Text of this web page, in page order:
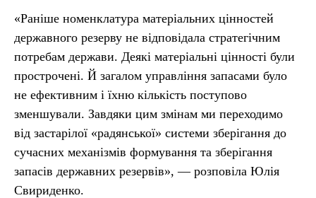
«Раніше номенклатура матеріальних цінностей
державного резерву не відповідала стратегічним
потребам держави. Деякі матеріальні цінності були
прострочені. Й загалом управління запасами було
не ефективним і їхню кількість поступово
зменшували. Завдяки цим змінам ми переходимо
від застарілої «радянської» системи зберігання до
сучасних механізмів формування та зберігання
запасів державних резервів», — розповіла Юлія
Свириденко.